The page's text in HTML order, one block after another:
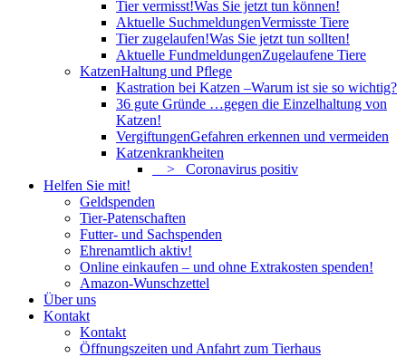
Tier vermisst!Was Sie jetzt tun können!
Aktuelle SuchmeldungenVermisste Tiere
Tier zugelaufen!Was Sie jetzt tun sollten!
Aktuelle FundmeldungenZugelaufene Tiere
KatzenHaltung und Pflege
Kastration bei Katzen –Warum ist sie so wichtig?
36 gute Gründe …gegen die Einzelhaltung von
Katzen!
VergiftungenGefahren erkennen und vermeiden
Katzenkrankheiten
> Coronavirus positiv
Helfen Sie mit!
Geldspenden
Tier-Patenschaften
Futter- und Sachspenden
Ehrenamtlich aktiv!
Online einkaufen – und ohne Extrakosten spenden!
Amazon-Wunschzettel
Über uns
Kontakt
Kontakt
Öffnungszeiten und Anfahrt zum Tierhaus